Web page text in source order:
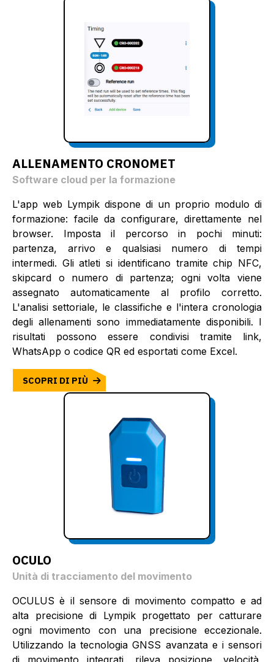
ALLENAMENTO CRONOMET
Software cloud per la formazione
L'app web Lympik dispone di un proprio modulo di
formazione: facile da configurare, direttamente nel
browser. Imposta il percorso in pochi minuti:
partenza, arrivo e qualsiasi numero di tempi
intermedi. Gli atleti si identificano tramite chip NFC,
skipcard o numero di partenza; ogni volta viene
assegnato automaticamente al profilo corretto.
L'analisi settoriale, le classifiche e l'intera cronologia
degli allenamenti sono immediatamente disponibili. I
risultati possono essere condivisi tramite link,
WhatsApp o codice QR ed esportati come Excel.
SCOPRI DI PIÙ
OCULO
Unità di tracciamento del movimento
OCULUS è il sensore di movimento compatto e ad
alta precisione di Lympik progettato per catturare
ogni movimento con una precisione eccezionale.
Utilizzando la tecnologia GNSS avanzata e i sensori
di movimento integrati, rileva posizione, velocità,